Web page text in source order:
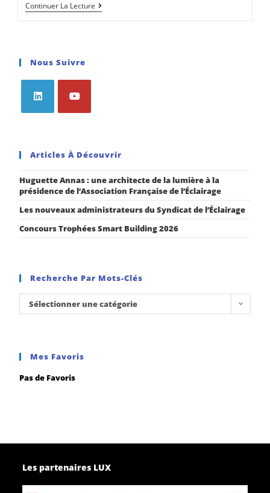
Continuer La Lecture
Nous Suivre
Articles À Découvrir
Huguette Annas : une architecte de la lumière à la
présidence de l’Association Française de l’Éclairage
Les nouveaux administrateurs du Syndicat de l’Éclairage
Concours Trophées Smart Building 2026
Recherche Par Mots-Clés
Sélectionner une catégorie
Mes Favoris
Pas de Favoris
Les partenaires LUX